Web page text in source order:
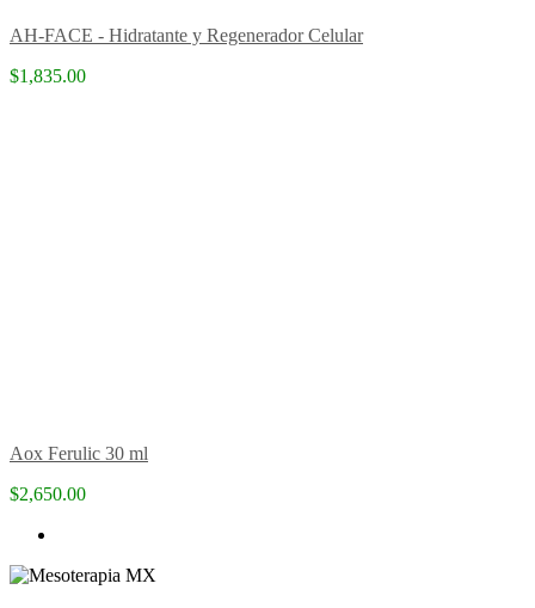
AH-FACE - Hidratante y Regenerador Celular
$1,835.00
Aox Ferulic 30 ml
$2,650.00